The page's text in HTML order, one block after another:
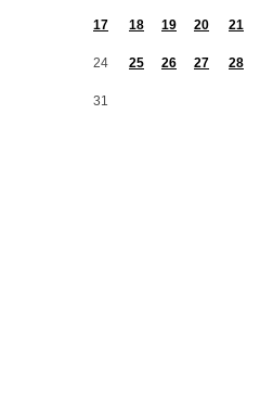
17 18 19 20 21
24 25 26 27 28
31